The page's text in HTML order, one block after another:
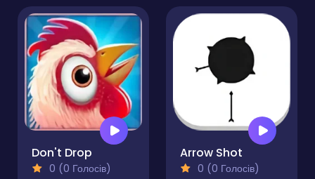
Don't Drop
0 (0 Голосів)
Arrow Shot
0 (0 Голосів)